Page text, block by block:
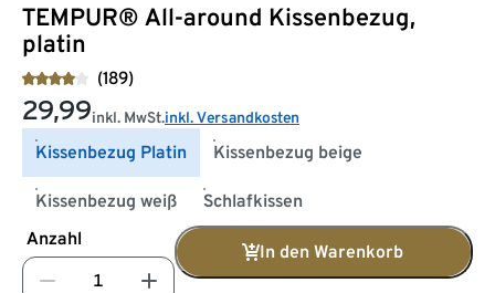
TEMPUR® All-around Kissenbezug,
platin
(189)
29,99inkl. MwSt.inkl. Versandkosten
Kissenbezug Platin Kissenbezug beige
Kissenbezug weiß
Schlafkissen
Anzahl
In den Warenkorb